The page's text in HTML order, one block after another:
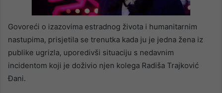
Next video in 5
Govoreći o izazovima estradnog života i humanitarnim
nastupima, prisjetila se trenutka kada ju je jedna žena iz
publike ugrizla, uporedivši situaciju s nedavnim
incidentom koji je doživio njen kolega Radiša Trajković
Đani.